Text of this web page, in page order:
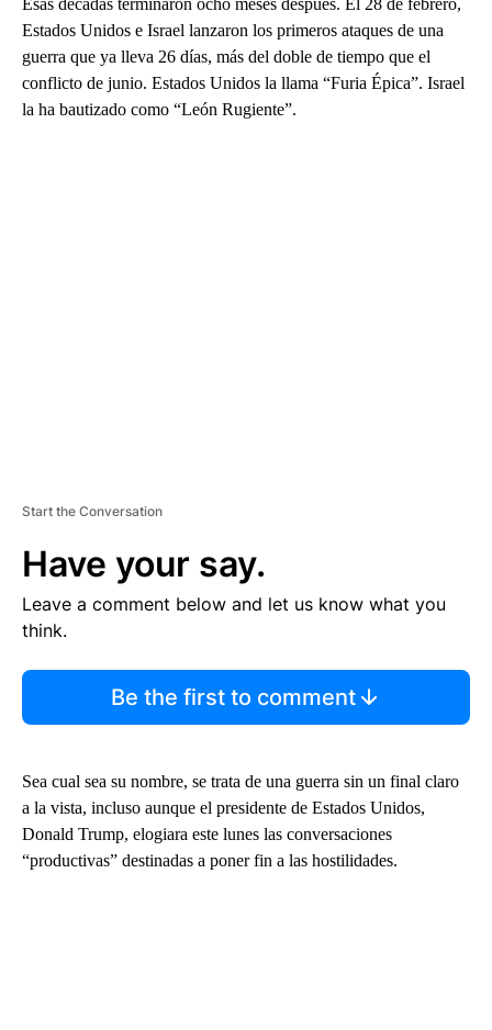
Esas décadas terminaron ocho meses después. El 28 de febrero,
Estados Unidos e Israel lanzaron los primeros ataques de una
guerra que ya lleva 26 días, más del doble de tiempo que el
conflicto de junio. Estados Unidos la llama “Furia Épica”. Israel
la ha bautizado como “León Rugiente”.
Start the Conversation
Have your say.
Leave a comment below and let us know what you
think.
Be the first to comment
Sea cual sea su nombre, se trata de una guerra sin un final claro
a la vista, incluso aunque el presidente de Estados Unidos,
Donald Trump, elogiara este lunes las conversaciones
“productivas” destinadas a poner fin a las hostilidades.